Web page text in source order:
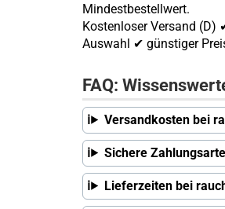
Mindestbestellwert.
Kostenloser Versand
Auswahl ✔ günstiger
FAQ:
Versandkosten bei
Sichere
Lieferzeiten bei